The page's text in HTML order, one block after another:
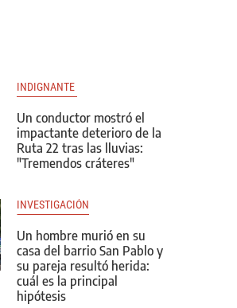
INDIGNANTE
Un conductor mostró el
impactante deterioro de la
Ruta 22 tras las lluvias:
"Tremendos cráteres"
INVESTIGACIÓN
Un hombre murió en su
casa del barrio San Pablo y
su pareja resultó herida:
cuál es la principal
hipótesis